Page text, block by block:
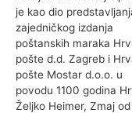
je kao dio
zajedničkog izdanja
poštanskih maraka
pošte d.d. Zagreb i
pošte Mostar d.o.o. u
povodu 1100 godina
Željko Heimer, Zmaj